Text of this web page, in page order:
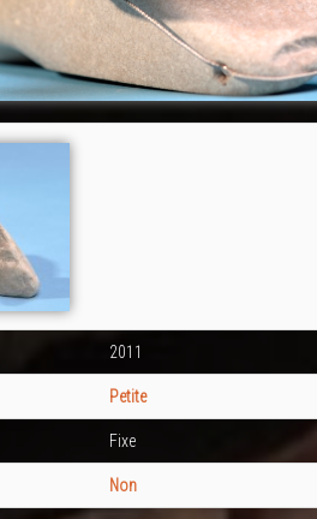
2011
Petite
Fixe
Non